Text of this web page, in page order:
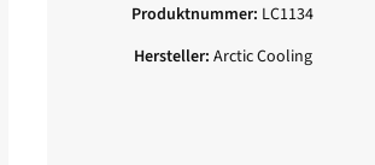
Produktnummer: LC1134
Hersteller: Arctic Cooling